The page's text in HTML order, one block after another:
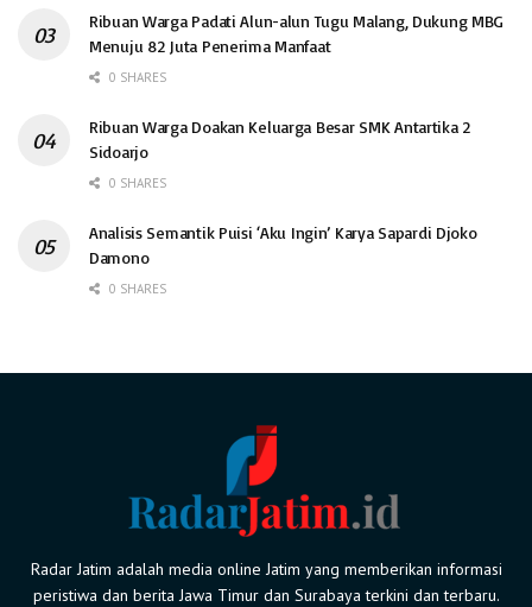
Ribuan Warga Padati Alun-alun Tugu Malang, Dukung MBG
Menuju 82 Juta Penerima Manfaat
0 SHARES
Ribuan Warga Doakan Keluarga Besar SMK Antartika 2
Sidoarjo
0 SHARES
Analisis Semantik Puisi ‘Aku Ingin’ Karya Sapardi Djoko
Damono
0 SHARES
Radar Jatim adalah media online Jatim yang memberikan informasi
peristiwa dan berita Jawa Timur dan Surabaya terkini dan terbaru.